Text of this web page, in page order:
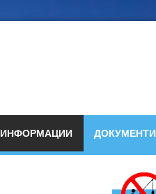
ИНФОРМАЦИИ ДОКУМЕНТИ